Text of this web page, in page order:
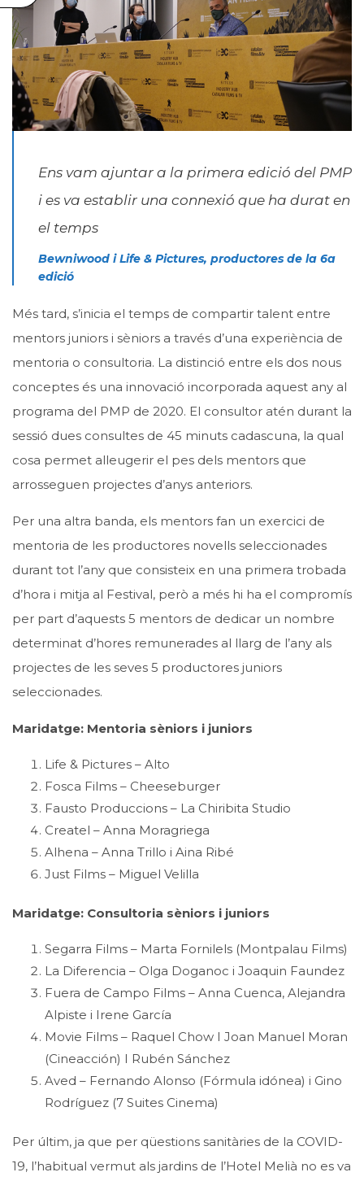
Ens vam ajuntar a la primera edició del PMP
i es va establir una connexió que ha durat en
el temps
Bewniwood i Life & Pictures, productores de la 6a
edició
Més tard, s’inicia el temps de compartir talent entre
mentors juniors i sèniors a través d’una experiència de
mentoria o consultoria. La distinció entre els dos nous
conceptes és una innovació incorporada aquest any al
programa del PMP de 2020. El consultor atén durant la
sessió dues consultes de 45 minuts cadascuna, la qual
cosa permet alleugerir el pes dels mentors que
arrosseguen projectes d’anys anteriors.
Per una altra banda, els mentors fan un exercici de
mentoria de les productores novells seleccionades
durant tot l’any que consisteix en una primera trobada
d’hora i mitja al Festival, però a més hi ha el compromís
per part d’aquests 5 mentors de dedicar un nombre
determinat d’hores remunerades al llarg de l’any als
projectes de les seves 5 productores juniors
seleccionades.
Maridatge: Mentoria sèniors i juniors
Life & Pictures – Alto
Fosca Films – Cheeseburger
Fausto Produccions – La Chiribita Studio
Createl – Anna Moragriega
Alhena – Anna Trillo i Aina Ribé
Just Films – Miguel Velilla
Maridatge: Consultoria sèniors i juniors
Segarra Films – Marta Fornilels (Montpalau Films)
La Diferencia – Olga Doganoc i Joaquin Faundez
Fuera de Campo Films – Anna Cuenca, Alejandra
Alpiste i Irene García
Movie Films – Raquel Chow I Joan Manuel Moran
(Cineacción) I Rubén Sánchez
Aved – Fernando Alonso (Fórmula idónea) i Gino
Rodríguez (7 Suites Cinema)
Per últim, ja que per qüestions sanitàries de la COVID-
19, l’habitual vermut als jardins de l’Hotel Melià no es va